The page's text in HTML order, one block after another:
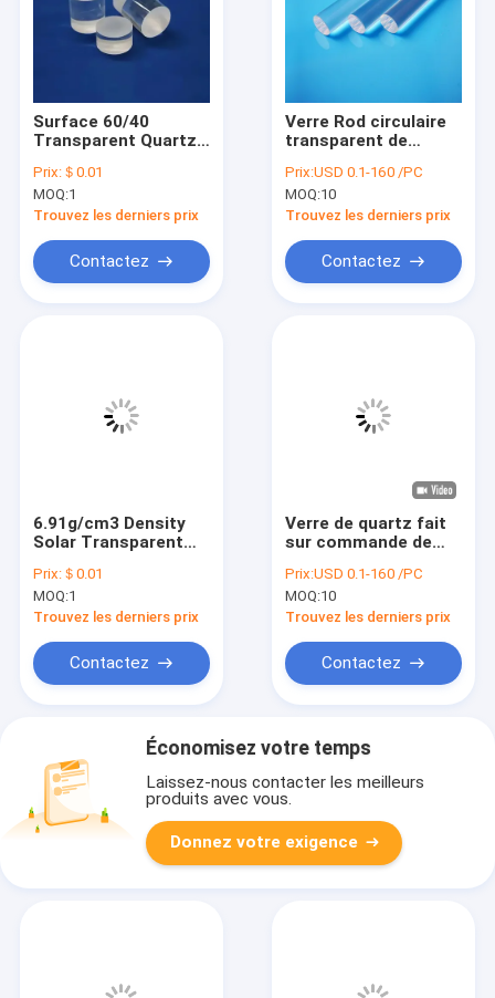
Surface 60/40
Transparent Quartz
Accurate Results
Prix:＄0.01
MOQ:1
Trouvez les derniers prix
Contactez
Verre Rod circulaire
transparent de
Prix:USD 0.1-160 /PC
MOQ:10
Trouvez les derniers prix
Contactez
6.91g/cm3 Density
Solar Transparent
Industrial
Prix:＄0.01
MOQ:1
Trouvez les derniers prix
Contactez
Verre de quartz fait
sur commande de
Rod Transparent
Color Fused Silica
Rod
Prix:USD 0.1-160 /PC
MOQ:10
Trouvez les derniers prix
Contactez
Économisez votre temps
Laissez-nous contacter les meilleurs
produits avec vous.
Donnez votre exigence